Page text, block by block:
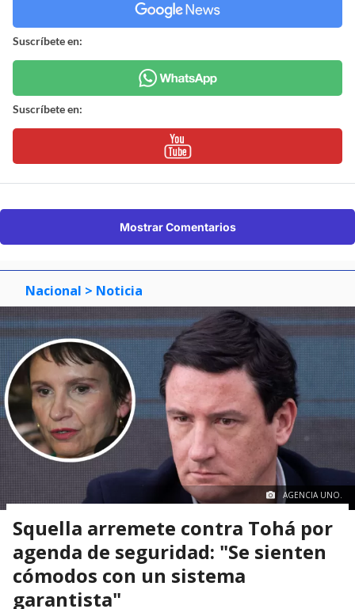
Suscríbete en:
Suscríbete en:
Mostrar Comentarios
Nacional > Noticia
AGENCIA UNO.
Squella arremete contra Tohá por
agenda de seguridad: "Se sienten
cómodos con un sistema
garantista"